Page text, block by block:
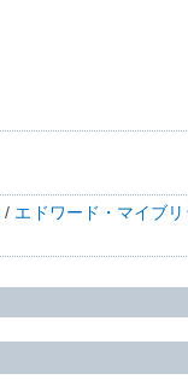
/ エドワード・マイブ